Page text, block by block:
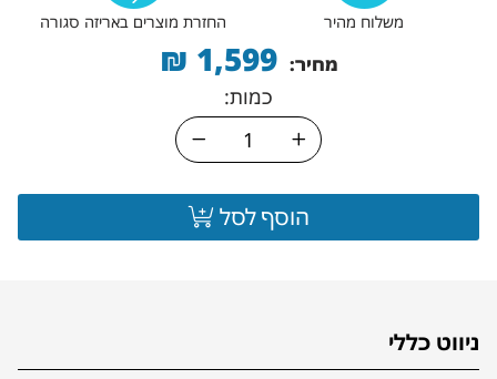
משלוח מהיר החזרת מוצרים באריזה סגורה
מחיר: 1,599
₪
כמות:
הוסף לסל
ניווט כללי